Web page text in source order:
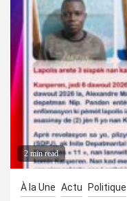
2 min read
À la Une Actu Politique